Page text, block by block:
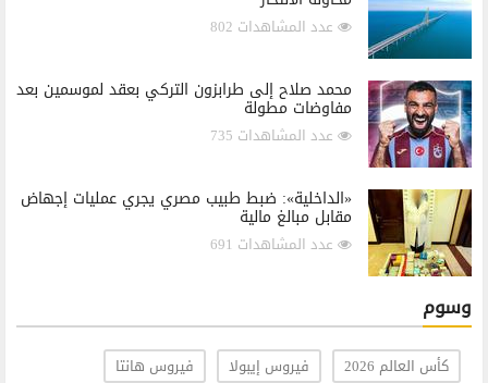
عدد المشاهدات 802
محمد صلاح إلى طرابزون التركي بعقد لموسمين بعد
مفاوضات مطولة
عدد المشاهدات 735
«الداخلية»: ضبط طبيب مصري يجري عمليات إجهاض
مقابل مبالغ مالية
عدد المشاهدات 691
وسوم
كأس العالم 2026 فيروس إيبولا
فيروس هانتا